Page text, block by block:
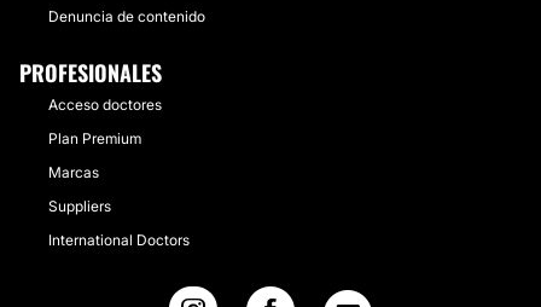
Denuncia de contenido
PROFESIONALES
Acceso doctores
Plan Premium
Marcas
Suppliers
International Doctors